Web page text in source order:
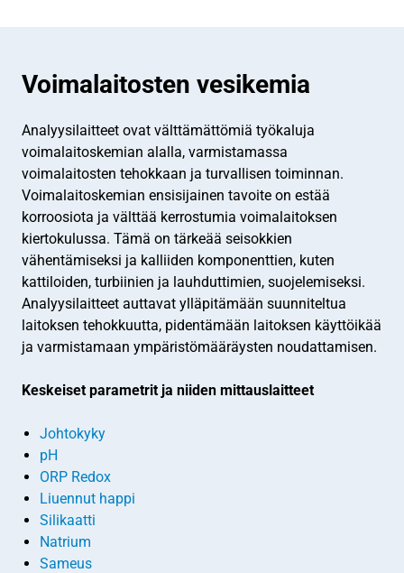
Voimalaitosten vesikemia
Analyysilaitteet ovat välttämättömiä työkaluja
voimalaitoskemian alalla, varmistamassa
voimalaitosten tehokkaan ja turvallisen toiminnan.
Voimalaitoskemian ensisijainen tavoite on estää
korroosiota ja välttää kerrostumia voimalaitoksen
kiertokulussa. Tämä on tärkeää seisokkien
vähentämiseksi ja kalliiden komponenttien, kuten
kattiloiden, turbiinien ja lauhduttimien, suojelemiseksi.
Analyysilaitteet auttavat ylläpitämään suunniteltua
laitoksen tehokkuutta, pidentämään laitoksen käyttöikää
ja varmistamaan ympäristömääräysten noudattamisen.
Keskeiset parametrit ja niiden mittauslaitteet
Johtokyky
pH
ORP Redox
Liuennut happi
Silikaatti
Natrium
Sameus